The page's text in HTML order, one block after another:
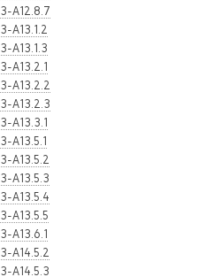
A12.8.7
A13.1.2
A13.1.3
A13.2.1
A13.2.2
A13.2.3
A13.3.1
A13.5.1
A13.5.2
A13.5.3
A13.5.4
A13.5.5
A13.6.1
A14.5.2
A14.5.3